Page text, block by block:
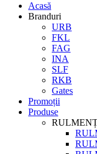
Acasă
Branduri
URB
FKL
FAG
INA
SLF
RKB
Gates
Promoții
Produse